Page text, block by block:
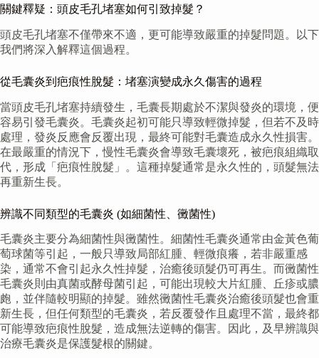
關鍵釋疑：頭皮毛孔堵塞如何引致掉髮？
頭皮毛孔堵塞不僅帶來不適，更可能導致嚴重的掉髮問題。以下
我們將深入解釋這個過程。
從毛囊炎到疤痕性脫髮：堵塞演變成永久傷害的過程
當頭皮毛孔堵塞持續發生，毛囊長期處於不潔與發炎的環境，便
容易引發毛囊炎。毛囊炎起初可能只導致輕微掉髮，但若不及時
處理，發炎反應會反覆出現，最終可能對毛囊造成永久性損害。
在最嚴重的情況下，慢性毛囊炎會導致毛囊壞死，被疤痕組織取
代，形成「疤痕性脫髮」。這種掉髮通常是永久性的，頭髮無法
再重新生長。
辨識不同類型的毛囊炎 (如細菌性、黴菌性)
毛囊炎主要分為細菌性與黴菌性。細菌性毛囊炎通常由金黃色葡
萄球菌等引起，一般只導致局部紅腫、輕微痕癢，若非嚴重感
染，通常不會引起永久性掉髮，治癒後頭髮仍可再生。而黴菌性
毛囊炎則由真菌或酵母菌引起，可能出現較大片紅腫、丘疹或膿
皰，並伴隨較明顯的掉髮。雖然黴菌性毛囊炎治癒後頭髮也會重
新生長，但任何類型的毛囊炎，若反覆發作且處理不當，最終都
可能導致疤痕性脫髮，造成無法逆轉的傷害。因此，及早辨識與
治療毛囊炎是保護髮根的關鍵。